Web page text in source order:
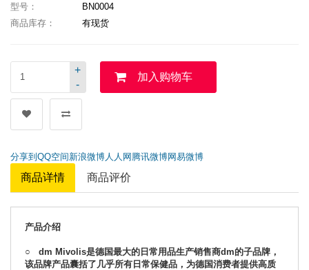
型号：
BN0004
商品库存：
有现货
-
+
加入购物车
分享到 QQ空间新浪微博 人人网 腾讯微博网易微博
商品详情 商品评价
产品介绍
○ dm Mivolis是德国最大的日常用品生产销售商dm的子品牌，
该品牌产品囊括了几乎所有日常保健品，为德国消费者提供高质